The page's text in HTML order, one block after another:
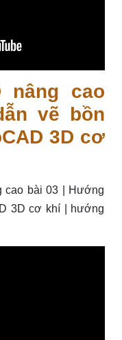
nâng cao
vẽ bồn
3D cơ
cao bài 03 | Hướng
3D cơ khí | hướng